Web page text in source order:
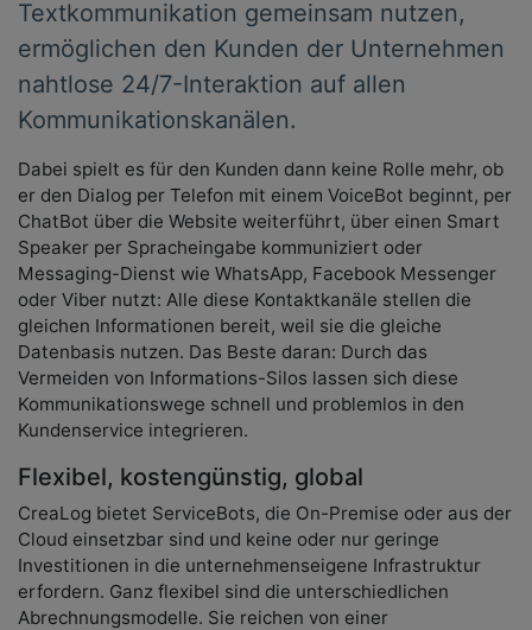
Textkommunikation gemeinsam nutzen,
ermöglichen den Kunden der Unternehmen
nahtlose 24/7-Interaktion auf allen
Kommunikationskanälen.
Dabei spielt es für den Kunden dann keine Rolle mehr, ob
er den Dialog per Telefon mit einem VoiceBot beginnt, per
ChatBot über die Website weiterführt, über einen Smart
Speaker per Spracheingabe kommuniziert oder
Messaging-Dienst wie WhatsApp, Facebook Messenger
oder Viber nutzt: Alle diese Kontaktkanäle stellen die
gleichen Informationen bereit, weil sie die gleiche
Datenbasis nutzen. Das Beste daran: Durch das
Vermeiden von Informations-Silos lassen sich diese
Kommunikationswege schnell und problemlos in den
Kundenservice integrieren.
Flexibel, kostengünstig, global
CreaLog bietet ServiceBots, die On-Premise oder aus der
Cloud einsetzbar sind und keine oder nur geringe
Investitionen in die unternehmenseigene Infrastruktur
erfordern. Ganz flexibel sind die unterschiedlichen
Abrechnungsmodelle. Sie reichen von einer